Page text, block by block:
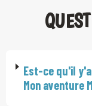
Est-ce qu'il
Mon aventure